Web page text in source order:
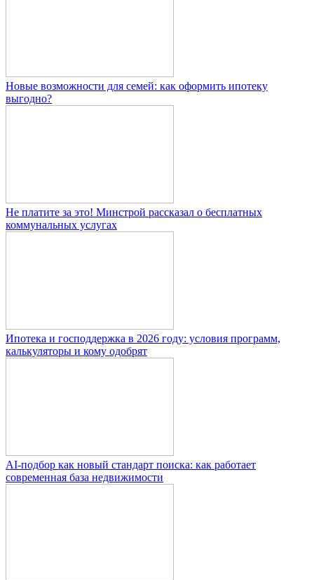
Новые возможности для семей: как оформить ипотеку
выгодно?
Не платите за это! Минстрой рассказал о бесплатных
коммунальных услугах
Ипотека и господдержка в 2026 году: условия программ,
калькуляторы и кому одобрят
AI-подбор как новый стандарт поиска: как работает
современная база недвижимости